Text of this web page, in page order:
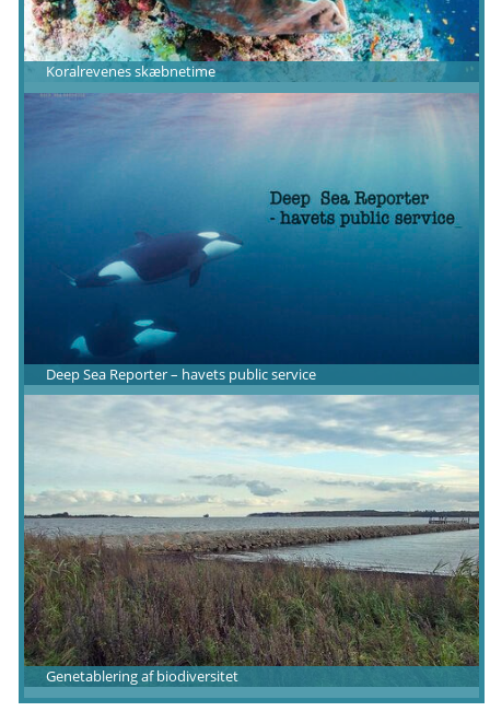
Koralrevenes skæbnetime
Deep Sea Reporter – havets public service
Genetablering af biodiversitet